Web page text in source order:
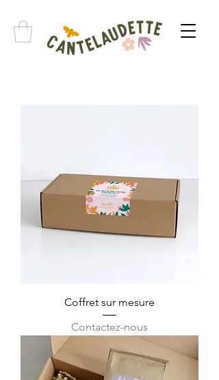
Coffret sur mesure
Contactez-nous